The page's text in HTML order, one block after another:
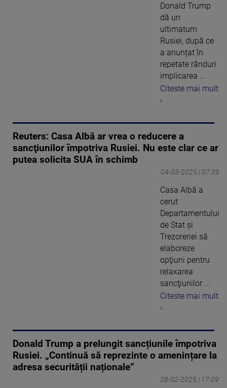
Donald Trump
dă un
ultimatum
Rusiei, după ce
a anunțat în
repetate rânduri
implicarea ...
Citeste mai mult
›
Reuters: Casa Albă ar vrea o reducere a
sancţiunilor împotriva Rusiei. Nu este clar ce ar
putea solicita SUA în schimb
04-03-2025 | 07:39
Casa Albă a
cerut
Departamentului
de Stat şi
Trezoreriei să
elaboreze
opţiuni pentru
relaxarea
sancţiunilor ...
Citeste mai mult
›
Donald Trump a prelungit sancțiunile împotriva
Rusiei. „Continuă să reprezinte o amenințare la
adresa securității naționale”
28-02-2025 | 17:09